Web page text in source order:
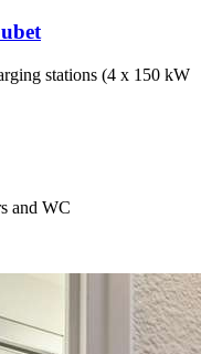
stations (4 x 150 kW
and WC